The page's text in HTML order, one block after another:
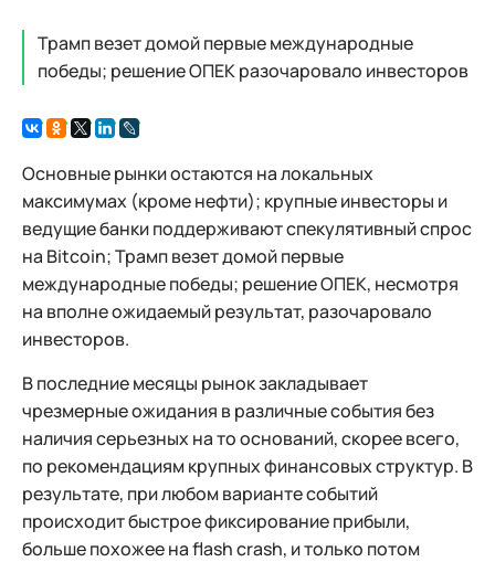
Трамп везет домой первые международные
победы; решение ОПЕК разочаровало инвесторов
Основные рынки остаются на локальных
максимумах (кроме нефти); крупные инвесторы и
ведущие банки поддерживают спекулятивный спрос
на Bitcoin; Трамп везет домой первые
международные победы; решение ОПЕК, несмотря
на вполне ожидаемый результат, разочаровало
инвесторов.
В последние месяцы рынок закладывает
чрезмерные ожидания в различные события без
наличия серьезных на то оснований, скорее всего,
по рекомендациям крупных финансовых структур. В
результате, при любом варианте событий
происходит быстрое фиксирование прибыли,
больше похожее на flash crash, и только потом